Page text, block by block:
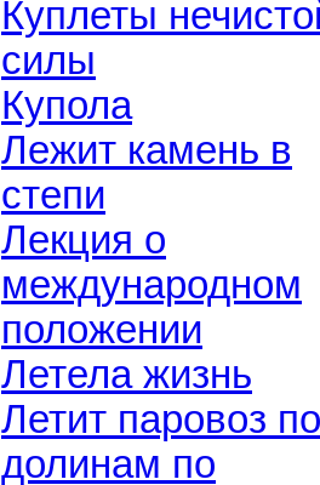
Куплеты
силы
Купола
Лежит камень в
степи
Лекция о
международном
положении
Летела жизнь
Летит паровоз по
долинам по